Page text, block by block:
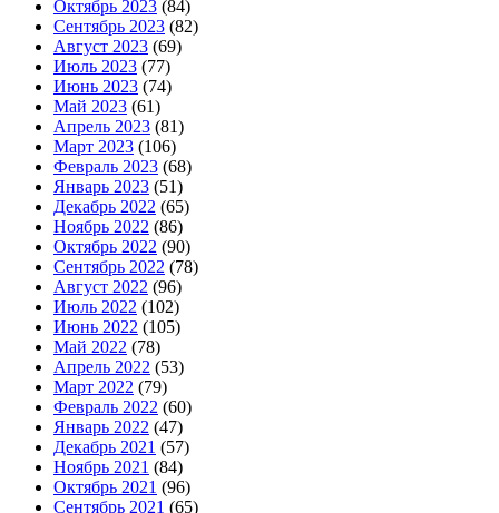
Октябрь 2023 (84)
Сентябрь 2023 (82)
Август 2023 (69)
Июль 2023 (77)
Июнь 2023 (74)
Май 2023 (61)
Апрель 2023 (81)
Март 2023 (106)
Февраль 2023 (68)
Январь 2023 (51)
Декабрь 2022 (65)
Ноябрь 2022 (86)
Октябрь 2022 (90)
Сентябрь 2022 (78)
Август 2022 (96)
Июль 2022 (102)
Июнь 2022 (105)
Май 2022 (78)
Апрель 2022 (53)
Март 2022 (79)
Февраль 2022 (60)
Январь 2022 (47)
Декабрь 2021 (57)
Ноябрь 2021 (84)
Октябрь 2021 (96)
Сентябрь 2021 (65)